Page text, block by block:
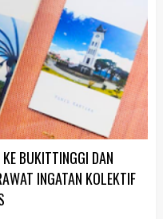
BUKITTINGGI DAN
INGATAN KOLEKTIF